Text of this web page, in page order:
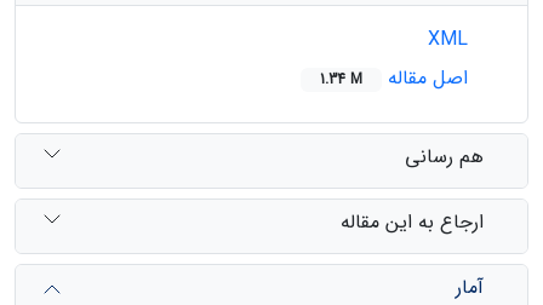
اصل مقاله
1.34 M
هم رسانی
ارجاع به این مقاله
آمار